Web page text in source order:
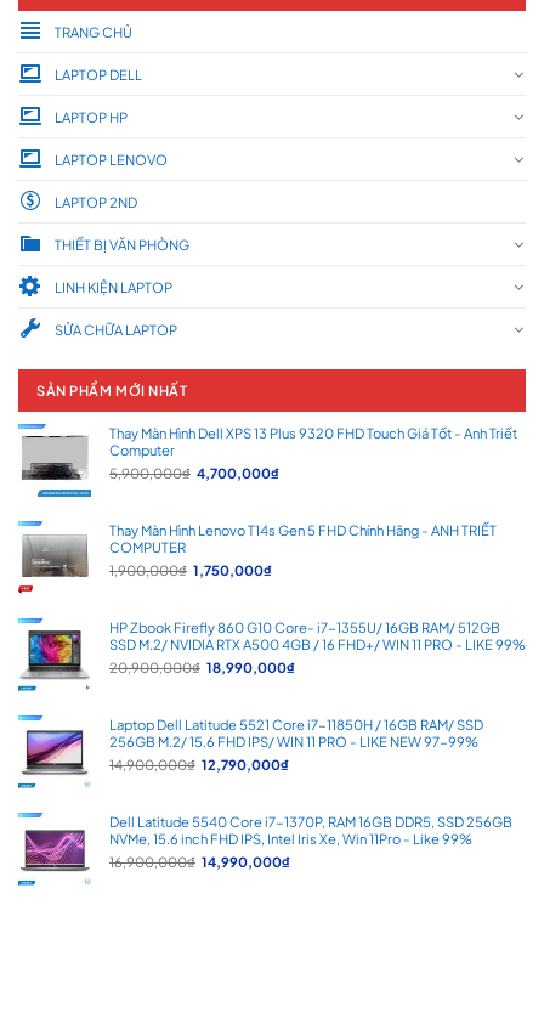
TRANG CHỦ
LAPTOP DELL
LAPTOP HP
LAPTOP LENOVO
LAPTOP 2ND
THIẾT BỊ VĂN PHÒNG
LINH KIỆN LAPTOP
SỬA CHỮA LAPTOP
SẢN PHẨM MỚI NHẤT
Thay Màn Hình Dell XPS 13 Plus 9320 FHD Touch Giá Tốt - Anh Triết
Computer
5,900,000₫ Giá
5,900,000₫.
4,700,000₫Giá
là:
4,700,000₫.
Thay Màn Hình Lenovo T14s Gen 5 FHD Chính Hãng - ANH TRIẾT
COMPUTER
1,900,000₫ Giá
1,900,000₫.
1,750,000₫Giá
là:
1,750,000₫.
HP Zbook Firefly 860 G10 Core- i7-1355U/ 16GB RAM/ 512GB
SSD M.2/ NVIDIA RTX A500 4GB / 16 FHD+/ WIN 11 PRO - LIKE 99%
20,900,000₫ Giá
20,900,000₫.
18,990,000₫Giá
là:
18,990,000₫.
Laptop Dell Latitude 5521 Core i7-11850H / 16GB RAM/ SSD
256GB M.2/ 15.6 FHD IPS/ WIN 11 PRO - LIKE NEW 97-99%
14,900,000₫ Giá
14,900,000₫.
12,790,000₫Giá
là:
12,790,000₫.
Dell Latitude 5540 Core i7-1370P, RAM 16GB DDR5, SSD 256GB
NVMe, 15.6 inch FHD IPS, Intel Iris Xe, Win 11Pro - Like 99%
16,900,000₫ Giá
14,990,000₫Giá